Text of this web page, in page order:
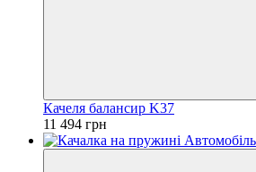
Качеля балансир K37
11 494 грн